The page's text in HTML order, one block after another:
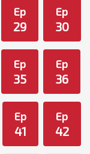
Ep
29
Ep
30
Ep
35
Ep
36
Ep
41
Ep
42